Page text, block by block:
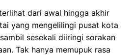
dari awal hingga akhir
yang mengelilingi pusat kota
sesekali diiringi sorakan
Tak hanya memupuk rasa